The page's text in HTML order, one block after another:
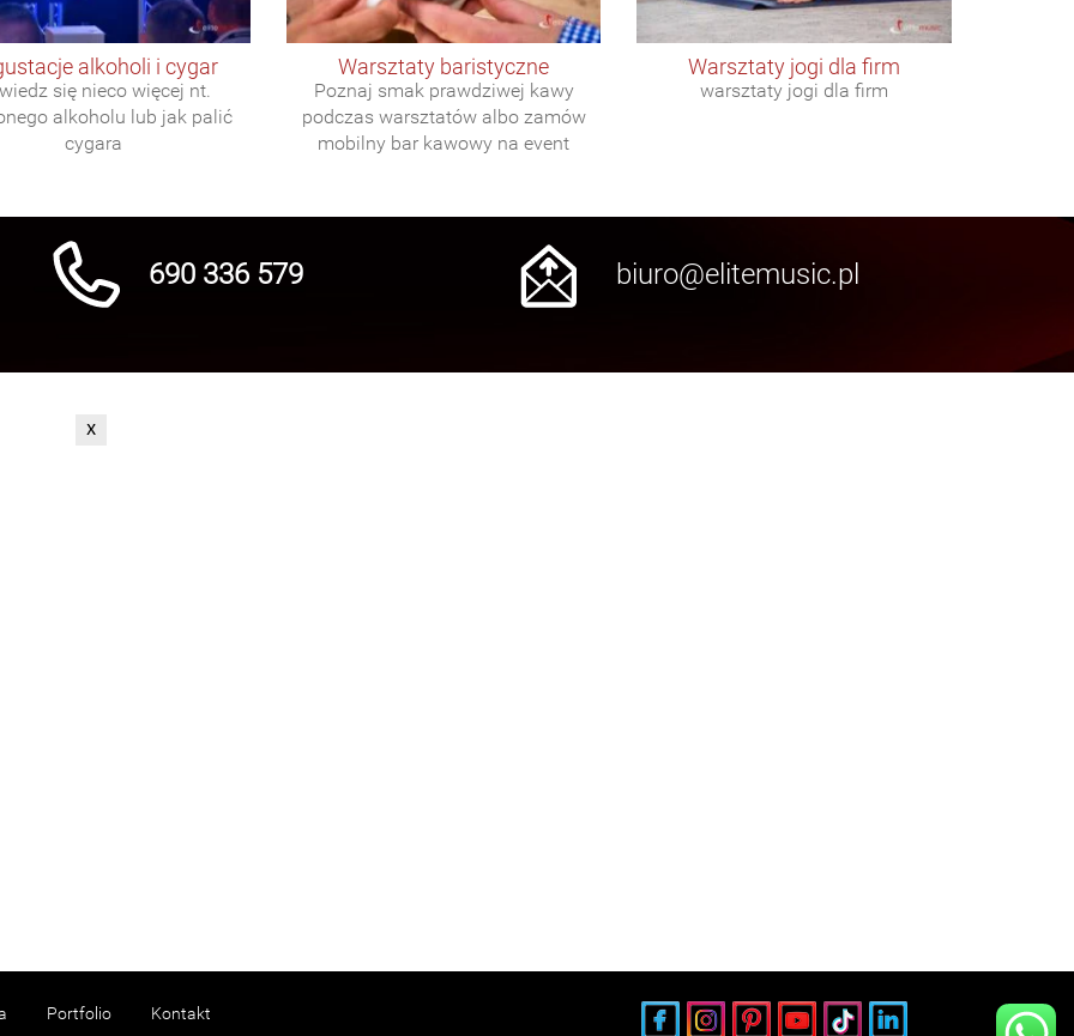
alkoholi i cygar
się nieco więcej nt.
alkoholu lub jak palić
cygara
warsztaty baristyczne
Poznaj smak prawdziwej kawy
podczas warsztatów albo zamów
mobilny bar kawowy na event
warsztaty jogi dla firm
warsztaty jogi dla firm
690 336 579 biuro@elitemusic.pl
Portfolio Kontakt